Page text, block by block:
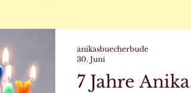
7 Jahre
anikasbuecherbude
30. Juni